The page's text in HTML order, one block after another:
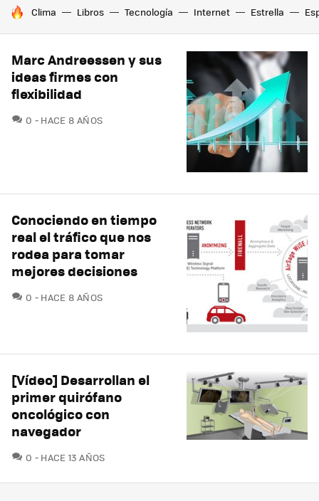
HOY SE HABLA DE
Clima Libros Tecnología Internet Estrella
Marc Andreessen y sus
ideas firmes con
flexibilidad
0 COMENTARIOS
HACE 8 AÑOS
Conociendo en tiempo
real el tráfico que nos
rodea para tomar
mejores decisiones
0 COMENTARIOS
HACE 8 AÑOS
[Vídeo] Desarrollan el
primer quirófano
oncológico con
navegador
0 COMENTARIOS
HACE 13 AÑOS